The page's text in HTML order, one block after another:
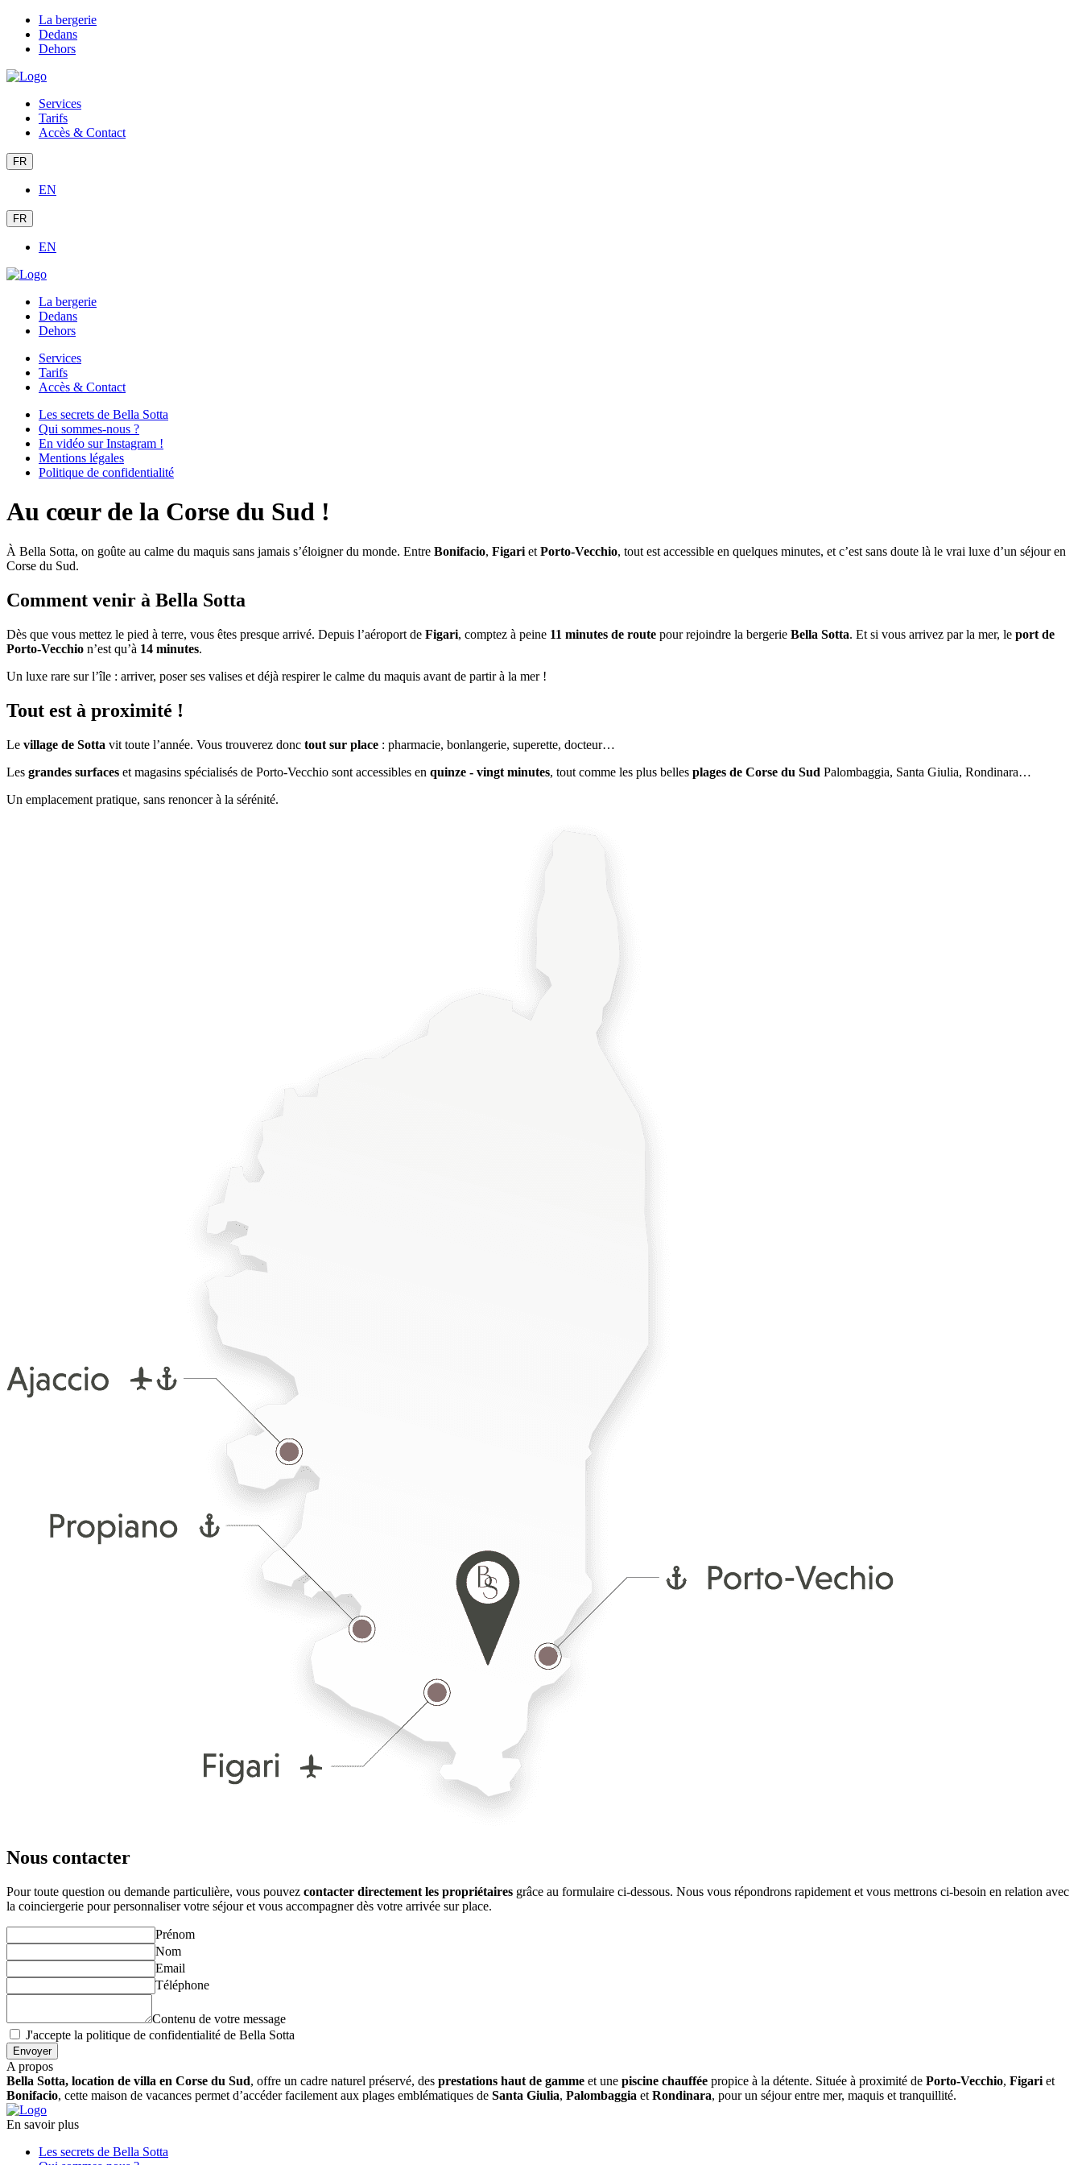
La bergerie
Dedans
Dehors
Services
Tarifs
Accès & Contact
FR
EN
FR
EN
La bergerie
Dedans
Dehors
Services
Tarifs
Accès & Contact
Les secrets de Bella Sotta
Qui sommes-nous ?
En vidéo sur Instagram !
Mentions légales
Politique de confidentialité
Au cœur de la Corse du Sud !
À Bella Sotta, on goûte au calme du maquis sans jamais s’éloigner du monde. Entre Bonifacio, Figari et Porto-Vecchio, tout est accessible en quelques minutes, et c’est sans doute là le vrai luxe d’un séjour en
Corse du Sud.
Comment venir à Bella Sotta
Dès que vous mettez le pied à terre, vous êtes presque arrivé. Depuis l’aéroport de Figari, comptez à peine 11 minutes de route pour rejoindre la bergerie Bella Sotta. Et si vous arrivez par la mer, le port de
Porto-Vecchio n’est qu’à 14 minutes.
Un luxe rare sur l’île : arriver, poser ses valises et déjà respirer le calme du maquis avant de partir à la mer !
Tout est à proximité !
Le village de Sotta vit toute l’année. Vous trouverez donc tout sur place : pharmacie, bonlangerie, superette, docteur…
Les grandes surfaces et magasins spécialisés de Porto-Vecchio sont accessibles en quinze - vingt minutes, tout comme les plus belles plages de Corse du Sud Palombaggia, Santa Giulia, Rondinara…
Un emplacement pratique, sans renoncer à la sérénité.
Nous contacter
Pour toute question ou demande particulière, vous pouvez contacter directement les propriétaires grâce au formulaire ci-dessous. Nous vous répondrons rapidement et vous mettrons ci-besoin en relation avec
la coinciergerie pour personnaliser votre séjour et vous accompagner dès votre arrivée sur place.
Prénom
Nom
Email
Téléphone
Contenu de votre message
J'accepte la politique de confidentialité de Bella Sotta
A propos
Bella Sotta, location de villa en Corse du Sud, offre un cadre naturel préservé, des prestations haut de gamme et une piscine chauffée propice à la détente. Située à proximité de Porto-Vecchio, Figari et
Bonifacio, cette maison de vacances permet d’accéder facilement aux plages emblématiques de Santa Giulia, Palombaggia et Rondinara, pour un séjour entre mer, maquis et tranquillité.
En savoir plus
Les secrets de Bella Sotta